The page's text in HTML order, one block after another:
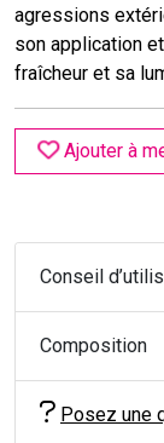
agressions
son application
fraîcheur et sa
Ajouter à
Conseil
Composition
Posez une